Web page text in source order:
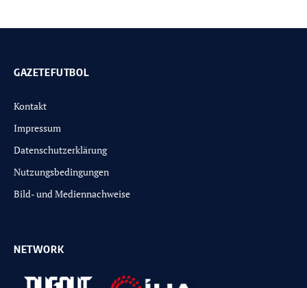
GAZETEFUTBOL
Kontakt
Impressum
Datenschutzerklärung
Nutzungsbedingungen
Bild- und Mediennachweise
NETWORK